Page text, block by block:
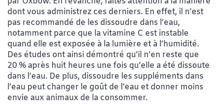
dont vous administrez ces derniers. En effet, il n’est
pas recommandé de les dissoudre dans l’eau,
notamment parce que la vitamine C est instable
quand elle est exposée à la lumière et à l’humidité.
Des études ont ainsi démontré qu’il n’en reste que
20 % après huit heures une fois qu’elle a été dissoute
dans l’eau. De plus, dissoudre les suppléments dans
l’eau peut changer le goût de l’eau et donner moins
envie aux animaux de la consommer.